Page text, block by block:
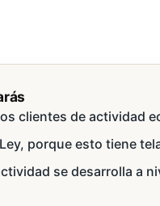
clientes de actividad
porque esto tiene
se desarrolla a